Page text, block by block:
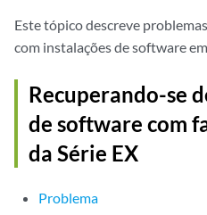
Este tópico descreve
com instalações de software
Recuperando-se
de software com
da Série EX
Problema